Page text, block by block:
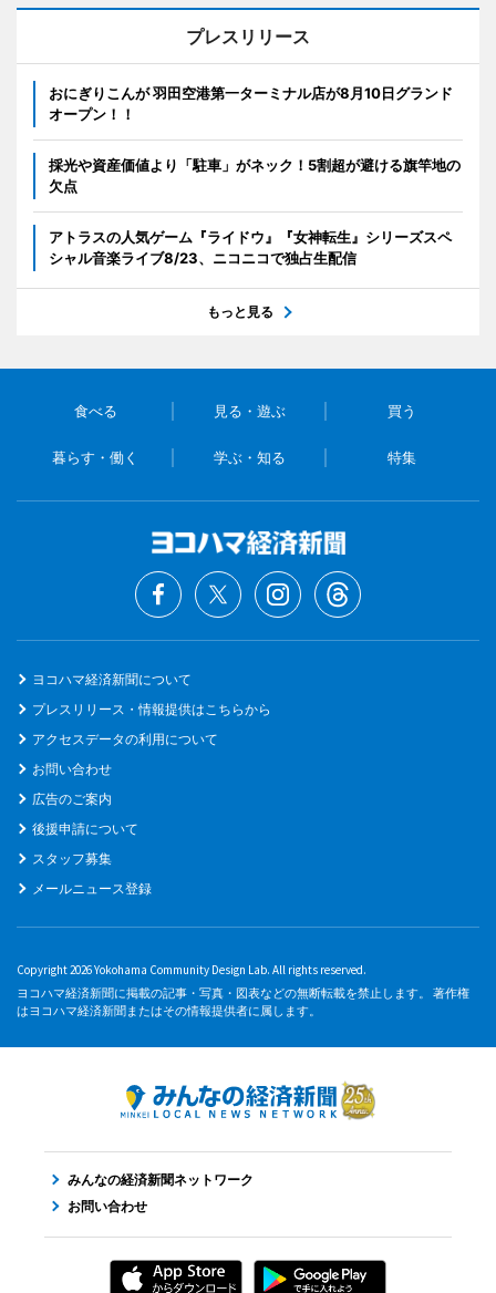
プレスリリース
おにぎりこんが 羽田空港第一ターミナル店が8月10日グランド
オープン！！
採光や資産価値より「駐車」がネック！5割超が避ける旗竿地の
欠点
アトラスの人気ゲーム『ライドウ』『女神転生』シリーズスペ
シャル音楽ライブ8/23、ニコニコで独占生配信
もっと見る
食べる 見る・遊ぶ 買う
暮らす・働く 学ぶ・知る 特集
ヨコハマ経済新聞について
プレスリリース・情報提供はこちらから
アクセスデータの利用について
お問い合わせ
広告のご案内
後援申請について
スタッフ募集
メールニュース登録
Copyright 2026 Yokohama Community Design Lab. All rights reserved.
ヨコハマ経済新聞に掲載の記事・写真・図表などの無断転載を禁止します。 著作権
はヨコハマ経済新聞またはその情報提供者に属します。
みんなの経済新聞ネットワーク
お問い合わせ